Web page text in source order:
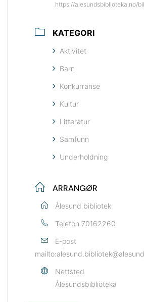
https://alesundsbiblioteka.no/
KATEGORI
Aktivitet
Barn
Konkurranse
Kultur
Litteratur
Samfunn
Underholdning
ARRANGØR
Ålesund bibliotek
Telefon 70162260
E-post
Nettsted
Ålesundsbiblioteka